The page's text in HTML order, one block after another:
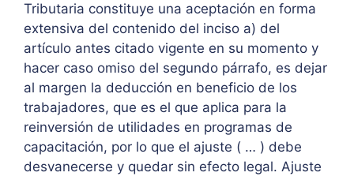
Tributaria constituye una aceptación en forma
extensiva del contenido del inciso a) del
artículo antes citado vigente en su momento y
hacer caso omiso del segundo párrafo, es dejar
al margen la deducción en beneficio de los
trabajadores, que es el que aplica para la
reinversión de utilidades en programas de
capacitación, por lo que el ajuste ( … ) debe
desvanecerse y quedar sin efecto legal. Ajuste